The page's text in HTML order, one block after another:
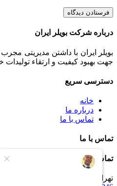
فرستادن دیدگاه
درباره شرکت بویلر ایران
بویلر ایران با داشتن مدیریتی
جهت بهبود کیفیت و ارتقاء
دسترسی سریع
خانه
درباره ما
تماس با ما
تماس با ما
تماس با ما
تهران -جاده خاوران -خاتون آباد-